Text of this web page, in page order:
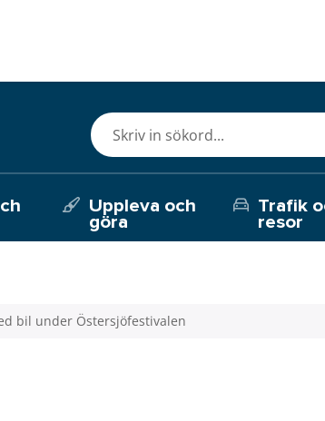
Uppleva och
göra
Trafik
resor
bil under Östersjöfestivalen